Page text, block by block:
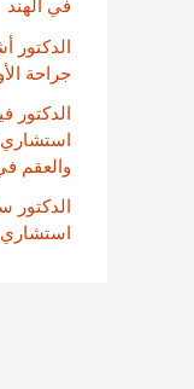
في الهند
الدكتور
جراحة
الدكتور
استشاري
والعقم
الدكتور
استشاري